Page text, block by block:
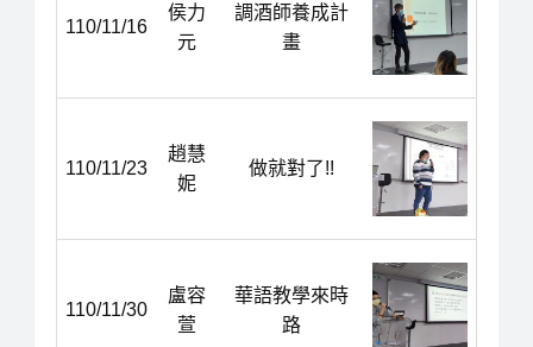
110/11/16
侯力
元
調酒師養成計
畫
110/11/23
趙慧
妮
做就對了!!
110/11/30
盧容
萱
華語教學來時
路